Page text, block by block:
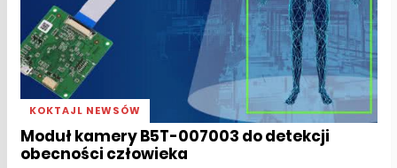
KOKTAJL NEWSÓW
Moduł kamery B5T-007003 do detekcji
obecności człowieka